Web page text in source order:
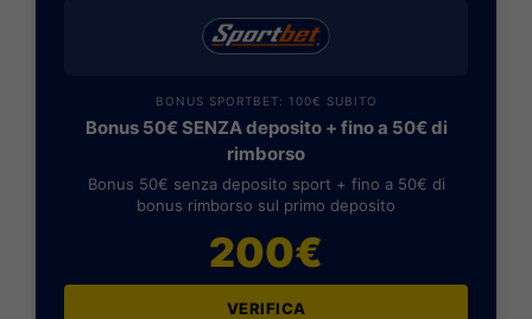
BONUS SPORTBET: 100€ SUBITO
Bonus 50€ SENZA deposito + fino a 50€ di
rimborso
Bonus 50€ senza deposito sport + fino a 50€ di
bonus rimborso sul primo deposito
200€
VERIFICA